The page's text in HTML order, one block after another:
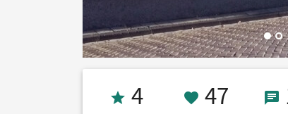
Populariteit 4
4 47 Keer
47